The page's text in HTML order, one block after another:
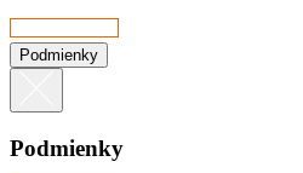
Podmienky
Podmienky